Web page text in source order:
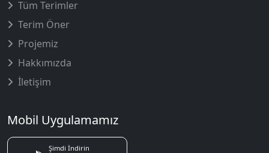
Tüm Terimler
Terim Öner
Projemiz
Hakkımızda
İletişim
Mobil Uygulamamız
Şimdi İndirin